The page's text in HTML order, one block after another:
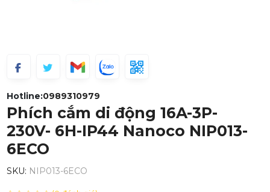
Hotline:0989310979
Phích cắm di động 16A-3P-
230V- 6H-IP44 Nanoco NIP013-
6ECO
SKU: NIP013-6ECO